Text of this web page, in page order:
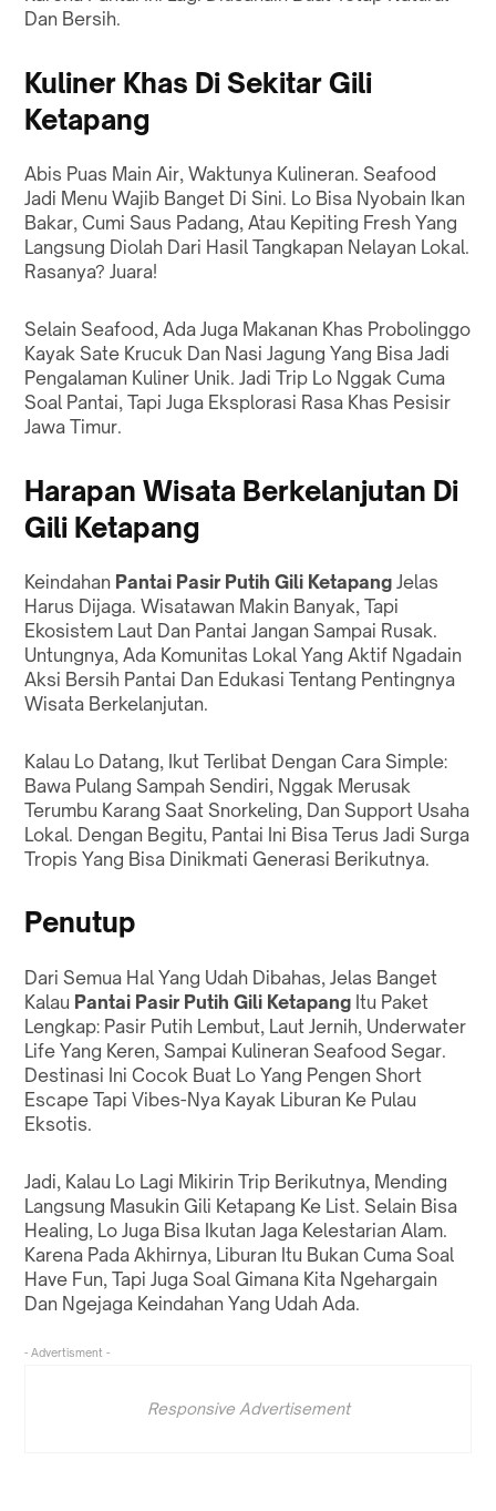
Dan Bersih.
Kuliner Khas Di Sekitar Gili
Ketapang
Abis Puas Main Air, Waktunya Kulineran. Seafood
Jadi Menu Wajib Banget Di Sini. Lo Bisa Nyobain Ikan
Bakar, Cumi Saus Padang, Atau Kepiting Fresh Yang
Langsung Diolah Dari Hasil Tangkapan Nelayan Lokal.
Rasanya? Juara!
Selain Seafood, Ada Juga Makanan Khas Probolinggo
Kayak Sate Krucuk Dan Nasi Jagung Yang Bisa Jadi
Pengalaman Kuliner Unik. Jadi Trip Lo Nggak Cuma
Soal Pantai, Tapi Juga Eksplorasi Rasa Khas Pesisir
Jawa Timur.
Harapan Wisata Berkelanjutan Di
Gili Ketapang
Keindahan Pantai Pasir Putih Gili Ketapang Jelas
Harus Dijaga. Wisatawan Makin Banyak, Tapi
Ekosistem Laut Dan Pantai Jangan Sampai Rusak.
Untungnya, Ada Komunitas Lokal Yang Aktif Ngadain
Aksi Bersih Pantai Dan Edukasi Tentang Pentingnya
Wisata Berkelanjutan.
Kalau Lo Datang, Ikut Terlibat Dengan Cara Simple:
Bawa Pulang Sampah Sendiri, Nggak Merusak
Terumbu Karang Saat Snorkeling, Dan Support Usaha
Lokal. Dengan Begitu, Pantai Ini Bisa Terus Jadi Surga
Tropis Yang Bisa Dinikmati Generasi Berikutnya.
Penutup
Dari Semua Hal Yang Udah Dibahas, Jelas Banget
Kalau Pantai Pasir Putih Gili Ketapang Itu Paket
Lengkap: Pasir Putih Lembut, Laut Jernih, Underwater
Life Yang Keren, Sampai Kulineran Seafood Segar.
Destinasi Ini Cocok Buat Lo Yang Pengen Short
Escape Tapi Vibes-Nya Kayak Liburan Ke Pulau
Eksotis.
Jadi, Kalau Lo Lagi Mikirin Trip Berikutnya, Mending
Langsung Masukin Gili Ketapang Ke List. Selain Bisa
Healing, Lo Juga Bisa Ikutan Jaga Kelestarian Alam.
Karena Pada Akhirnya, Liburan Itu Bukan Cuma Soal
Have Fun, Tapi Juga Soal Gimana Kita Ngehargain
Dan Ngejaga Keindahan Yang Udah Ada.
- Advertisment -
Responsive Advertisement